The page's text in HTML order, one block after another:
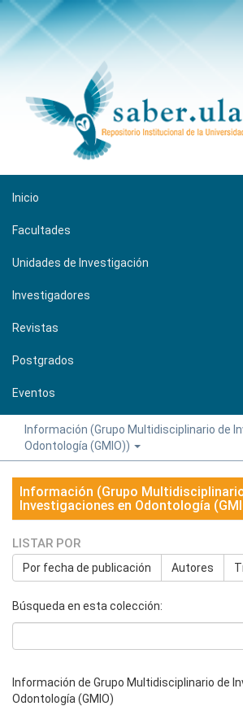
Inicio
Facultades
Unidades de Investigación
Investigadores
Revistas
Postgrados
Eventos
Información (Grupo Multidisciplinario de
Odontología (GMIO))
Información (Grupo
Investigaciones en Odontología
LISTAR POR
Por fecha de publicación Autores
Búsqueda en esta colección:
Información de Grupo Multidisciplinario de
Odontología (GMIO)